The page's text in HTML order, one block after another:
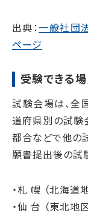
出典：一般社団
ページ
受験できる
試験会場は、全
道府県別の試験
都合などで他の
願書提出後の試
・札 幌 （北海道
・仙 台 （東北地